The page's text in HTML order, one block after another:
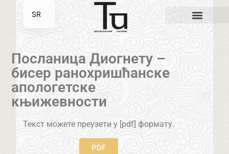
Посланица Диогнету –
бисер ранохришћанске
апологетске
књижевности
Текст можете преузети у [pdf] формату.
PDF
SR
EN